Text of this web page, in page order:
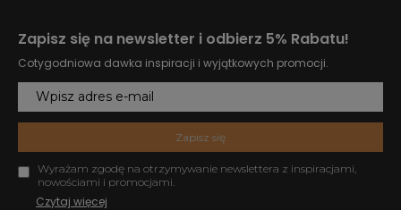
Zapisz się na newsletter i odbierz 5% Rabatu!
Cotygodniowa dawka inspiracji i wyjątkowych promocji.
Zapisz się
Wyrażam zgodę na otrzymywanie newslettera z inspiracjami,
nowościami i promocjami.
Czytaj więcej